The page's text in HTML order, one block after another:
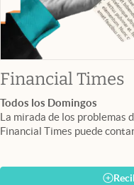
Financial Times
Todos los Domingos
La mirada de los problemas
Financial Times puede